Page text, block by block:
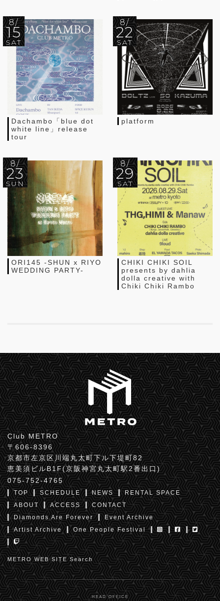
8/
15
SAT
Dachambo「blue dot
white line」release
tour
8/
22
SAT
platform
8/
23
SUN
ORI145 -SHUN x RIYO
WEDDING PARTY-
8/
29
SAT
CHIKI CHIKI SOIL
presents by dahlia
dolla creative with
Chiki Chiki Rambo
Club METRO
〒606-8396
京都市左京区川端丸太町下ル下堤町82
恵美須ビルB1F(京阪神宮丸太町駅2番出口)
075-752-4765
TOP SCHEDULE NEWS
RENTAL SPACE
ABOUT
ACCESS
CONTACT
Diamonds Are Forever
Event Archive
Artist Archive
One People Festival
METRO WEB SITE Search
HEAD OFFICE